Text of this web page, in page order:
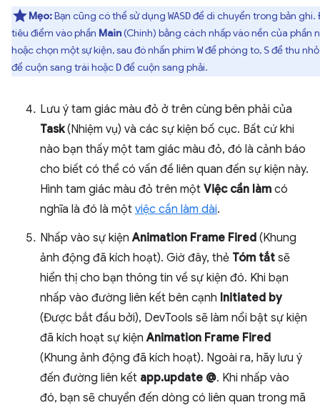
Mẹo:Bạn cũng có thể sử dụng WASDđể di chuyển trong bản ghi.
tiêu điểm vào phần Main(Chính) bằng cách nhấp vào nền của phần
hoặc chọn một sự kiện, sau đó nhấn phím Wđể phóng to, Sđể thu
để cuộn sang trái hoặc Dđể cuộn sang phải.
Lưu ý tam giác màu đỏ ở trên cùng bên phải của
Task(Nhiệm vụ) và các sự kiện bố cục. Bất cứ khi
nào bạn thấy một tam giác màu đỏ, đó là cảnh báo
cho biết có thể có vấn đề liên quan đến sự kiện này.
Hình tam giác màu đỏ trên một Việc cần làm có
nghĩa là đó là một việc cần làm dài.
Nhấp vào sự kiệnAnimation Frame Fired (Khung
ảnh động đã kích hoạt). Giờ đây, thẻ Tóm tắt sẽ
hiển thị cho bạn thông tin về sự kiện đó. Khi bạn
nhấp vào đường liên kết bên cạnh Initiated by
(Được bắt đầu bởi), DevTools sẽ làm nổi bật sự kiện
đã kích hoạt sự kiệnAnimation Frame Fired
(Khung ảnh động đã kích hoạt). Ngoài ra, hãy lưu ý
đến đường liên kết app.update @. Khi nhấp vào
đó, bạn sẽ chuyển đến dòng có liên quan trong mã